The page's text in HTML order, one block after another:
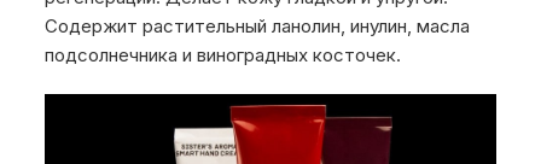
Содержит растительный ланолин, инулин, масла
подсолнечника и виноградных косточек.